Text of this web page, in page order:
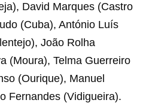
David Marques (Castro
(Cuba), António Luís
João Rolha
(Moura), Telma Guerreiro
(Ourique), Manuel
Fernandes (Vidigueira).